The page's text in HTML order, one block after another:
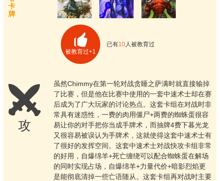
卡
牌
被教育过+1
已有10人被教育过
攻
虽然Chimmy在第一轮对战贪睡之萨满时就直接输掉
了比赛，但是他在比赛中使用的一套中速术士却在赛
后成为了广大玩家的讨论热点。这套卡组在对战时非
常具有迷惑性，一费的肉用僵尸+两费的蜘蛛蛋很容
易让你的对手把你当成手牌术，而抽牌4费下暮光龙
又很容易被误认为手牌术，这就使得这套中速术士有
了很好的发挥空间。这套中速术士对战快攻卡组非常
的好用，自爆绵羊+死亡缠绕可以配合蜘蛛蛋在解场
的同时实现占场，自爆绵羊+力量代价+暗影烈焰更
是能彻底清掉一些亡语随从。这套卡组再对战时主要